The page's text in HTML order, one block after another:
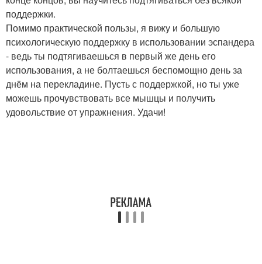
поддержки.
Помимо практической пользы, я вижу и большую
психологическую поддержку в использовании эспандера
- ведь ты подтягиваешься в первый же день его
использования, а не болтаешься беспомощно день за
днём на перекладине. Пусть с поддержкой, но ты уже
можешь прочувствовать все мышцы и получить
удовольствие от упражнения. Удачи!